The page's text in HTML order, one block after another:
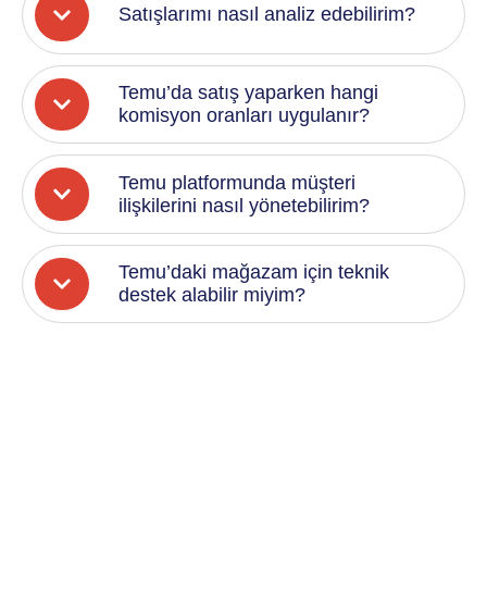
Satışlarımı nasıl analiz edebilirim?
Temu’da satış yaparken hangi
komisyon oranları uygulanır?
Temu platformunda müşteri
ilişkilerini nasıl yönetebilirim?
Temu’daki mağazam için teknik
destek alabilir miyim?